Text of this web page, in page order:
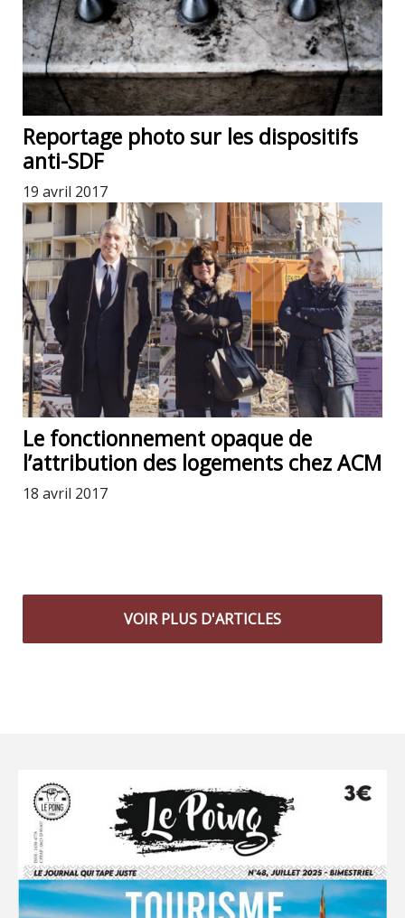
Reportage photo sur les dispositifs
anti-SDF
19 avril 2017
Le fonctionnement opaque de
l’attribution des logements chez ACM
18 avril 2017
VOIR PLUS D'ARTICLES